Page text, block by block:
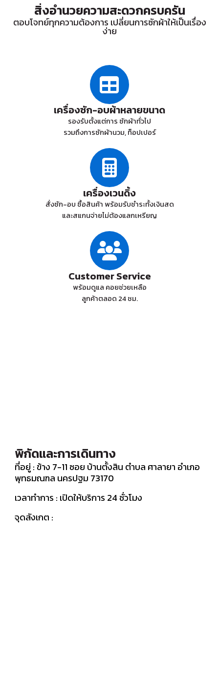
สิ่งอำนวยความสะดวกครบครัน
ตอบโจทย์ทุกความต้องการ เปลี่ยนการซักผ้าให้เป็นเรื่อง
ง่าย
เครื่องซัก-อบผ้าหลายขนาด
รองรับตั้งแต่การ ซักผ้าทั่วไป
รวมถึงการซักผ้านวม, ท็อปเปอร์
เครื่องเวนดิ้ง
สั่งซัก-อบ ซื้อสินค้า พร้อมรับชำระทั้งเงินสด
และสแกนจ่ายไม่ต้องแลกเหรียญ
Customer Service
พร้อมดูแล คอยช่วยเหลือ
ลูกค้าตลอด 24 ชม.
พิกัดและการเดินทาง
ที่อยู่ : ข้าง 7-11 ซอย บ้านตั้งสิน ตำบล ศาลายา อำเภอ
พุทธมณฑล นครปฐม 73170
เวลาทำการ : เปิดให้บริการ 24 ชั่วโมง
จุดสังเกต :